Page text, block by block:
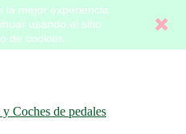
la mejor experiencia
usando el sitio
de cookies.
Coches de pedales